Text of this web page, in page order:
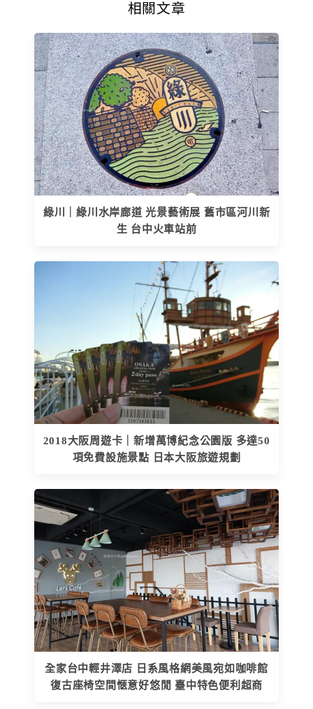
相關文章
綠川｜綠川水岸廊道 光景藝術展 舊市區河川新
生 台中火車站前
2018大阪周遊卡｜新增萬博紀念公園版 多達50
項免費設施景點 日本大阪旅遊規劃
全家台中輕井澤店 日系風格網美風宛如咖啡館
復古座椅空間愜意好悠閒 臺中特色便利超商